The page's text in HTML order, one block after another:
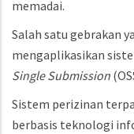
memadai.
Salah satu gebrakan
mengaplikasikan
Single Submission
Sistem perizinan
berbasis teknologi